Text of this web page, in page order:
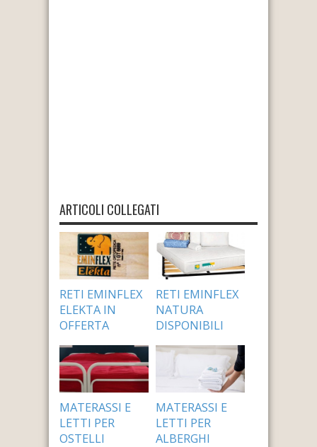
ARTICOLI COLLEGATI
RETI EMINFLEX
ELEKTA IN
OFFERTA
24 Settembre 2014
RETI EMINFLEX
NATURA
DISPONIBILI
24 Settembre 2014
MATERASSI E
LETTI PER
OSTELLI
MATERASSI E
LETTI PER
ALBERGHI